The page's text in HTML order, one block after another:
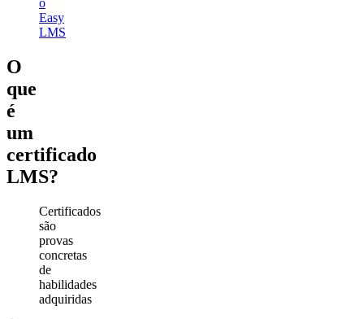
o
Easy
LMS
O
que
é
um
certificado
LMS?
Certificados
são
provas
concretas
de
habilidades
adquiridas